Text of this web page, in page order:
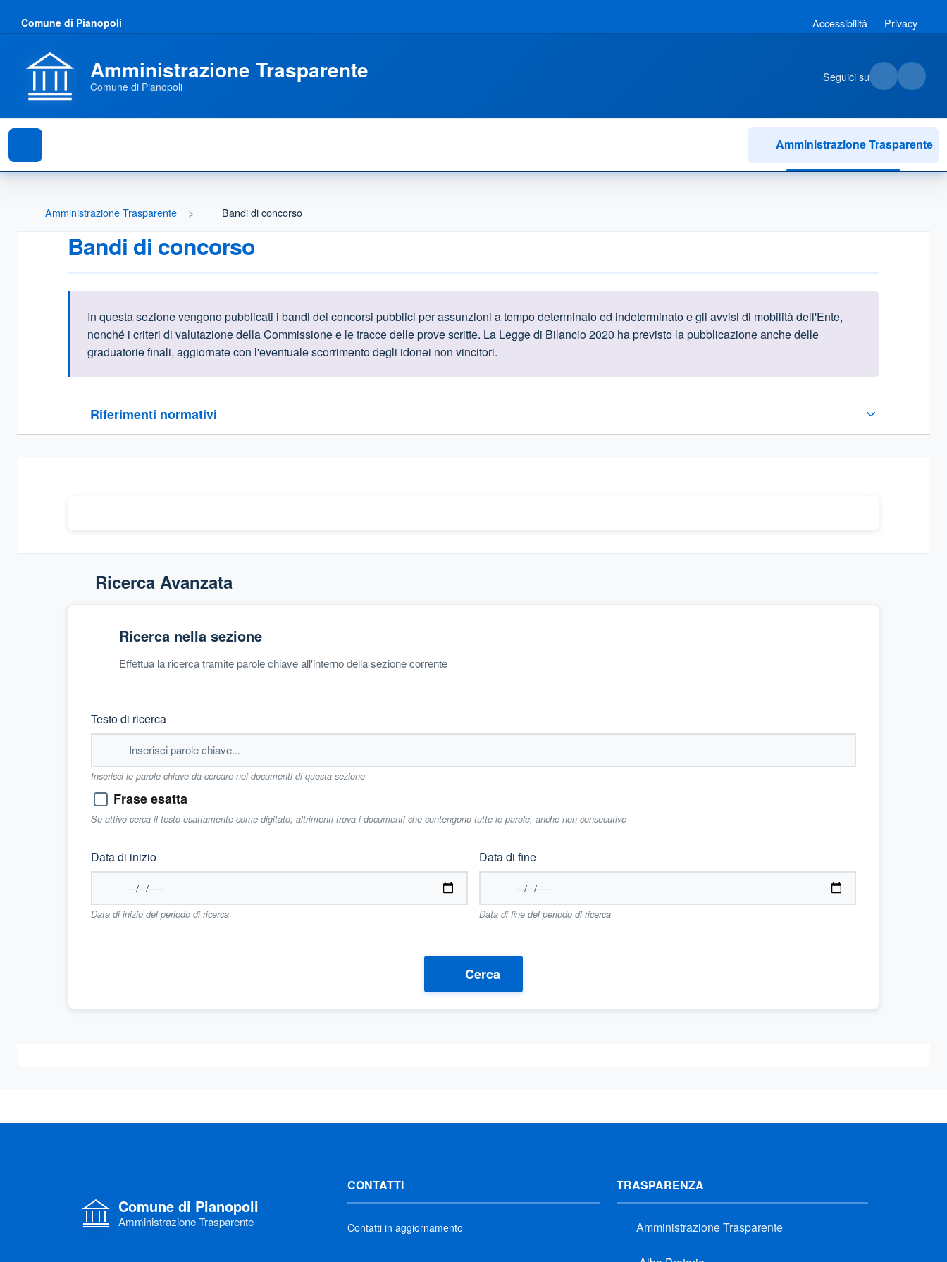
Comune di Pianopoli Accessibilità Privacy
Amministrazione Trasparente
Comune di Pianopoli
Seguici su
Amministrazione Trasparente
Amministrazione Trasparente Bandi di concorso
Bandi di concorso
Informazioni introduttive
In questa sezione vengono pubblicati i bandi dei concorsi pubblici per assunzioni a tempo determinato ed indeterminato e gli avvisi di mobilità dell'Ente,
nonché i criteri di valutazione della Commissione e le tracce delle prove scritte. La Legge di Bilancio 2020 ha previsto la pubblicazione anche delle
graduatorie finali, aggiornate con l'eventuale scorrimento degli idonei non vincitori.
Riferimenti normativi
Sezione compressa
Ricerca Avanzata
Ricerca nella sezione
Effettua la ricerca tramite parole chiave all'interno della sezione corrente
Testo di ricerca
Inserisci le parole chiave da cercare nei documenti di questa sezione
Frase esatta
Se attivo cerca il testo esattamente come digitato; altrimenti trova i documenti che contengono tutte le parole, anche non consecutive
Data di inizio
Data di inizio del periodo di ricerca
Data di fine
Data di fine del periodo di ricerca
Cerca
Comune di Pianopoli
Amministrazione Trasparente
CONTATTI
Contatti in aggiornamento
TRASPARENZA
Amministrazione Trasparente